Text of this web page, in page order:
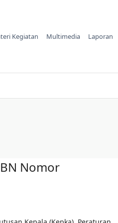
Kegiatan Multimedia Laporan
Nomor